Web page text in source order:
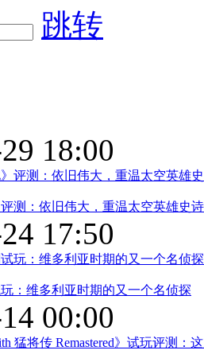
跳转
18:00
评测：依旧伟大，重温太空英雄史
17:50
玩：维多利亚时期的又一个名侦探
00:00